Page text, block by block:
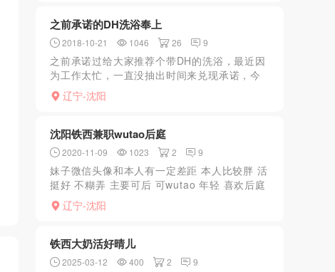
之前承诺的DH洗浴奉上
2018-10-21 1046 26 9
之前承诺过给大家推荐个带DH的洗浴，最近因
为工作太忙，一直没抽出时间来兑现承诺，今
天正好周末赶紧上坛子来码字！希望大家多多
捧场！闲话少叙，在沈阳想做DH大家都有自己
辽宁-沈阳
沈阳铁西兼职wutao后庭
2020-11-09 1023 2 9
妹子微信头像和本人有一定差距 本人比较胖 活
挺好 不糊弄 主要可后 可wutao 年轻 喜欢后庭
的值得一
去.。。。。。。。。。。。。。。。。。。。
辽宁-沈阳
铁西大奶活好晴儿
2025-03-12 400 2 9